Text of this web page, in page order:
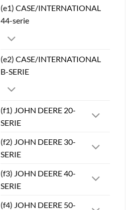
(e1) CASE/INTERNATIONAL
44-serie
(e2) CASE/INTERNATIONAL
B-SERIE
(f1) JOHN DEERE 20-
SERIE
(f2) JOHN DEERE 30-
SERIE
(f3) JOHN DEERE 40-
SERIE
(f4) JOHN DEERE 50-